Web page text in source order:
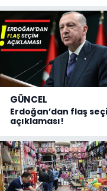
GÜNCEL
Erdoğan’dan flaş
açıklaması!